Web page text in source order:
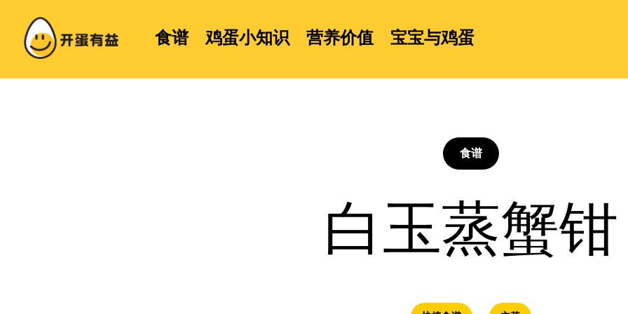
食谱 鸡蛋小知识 营养价值 宝宝与鸡蛋
食谱
白玉蒸蟹钳